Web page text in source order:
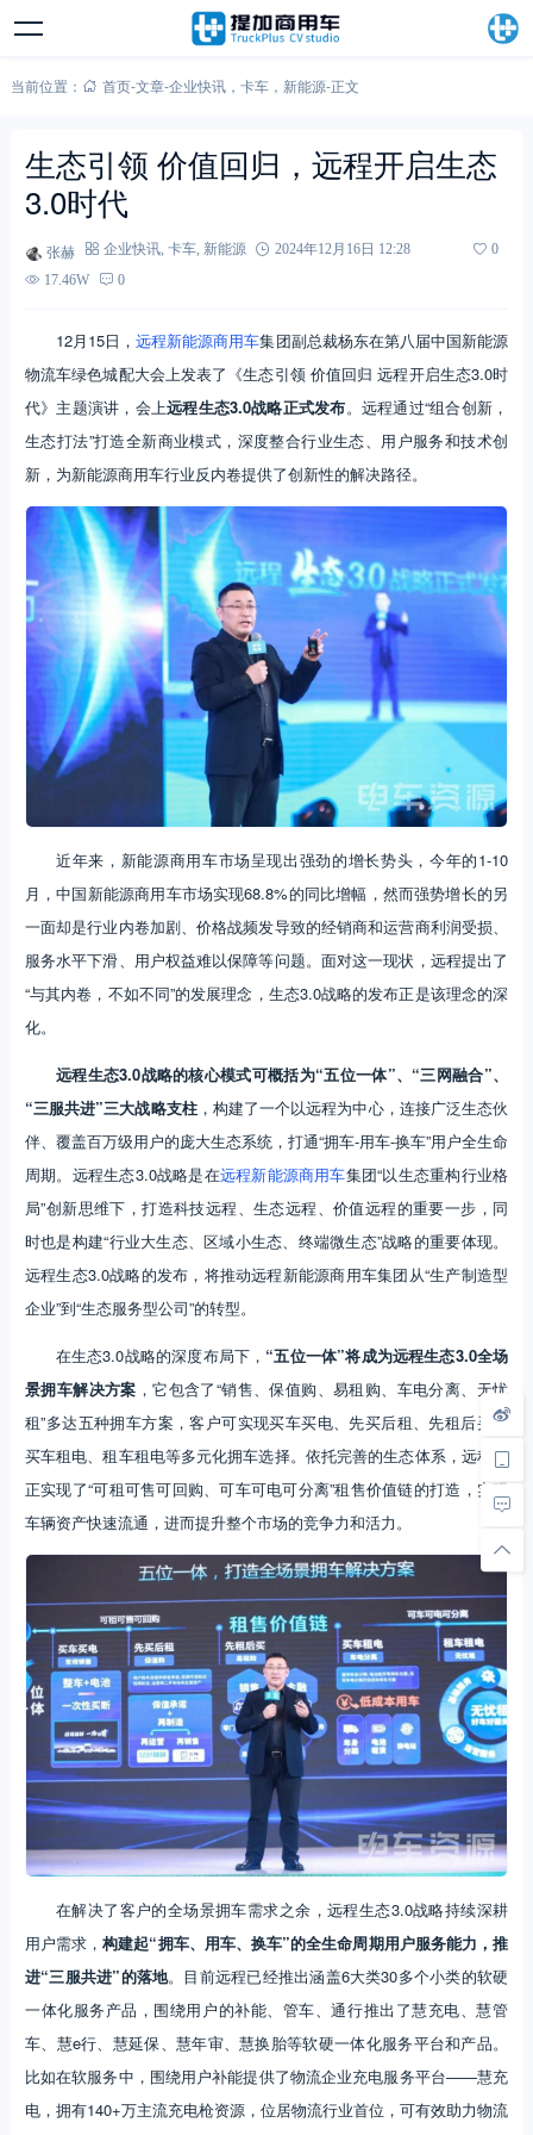
当前位置： 首页-文章-企业快讯， 卡车， 新能源-正文
生态引领 价值回归，远程开启生态
3.0时代
张赫 企业快讯, 卡车, 新能源 2024年12月16日 12:28
0
17.46W
0
12月15日，远程新能源商用车集团副总裁杨东在第八届中国新能源
物流车绿色城配大会上发表了《生态引领 价值回归 远程开启生态3.0时
代》主题演讲，会上远程生态3.0战略正式发布。远程通过“组合创新，
生态打法”打造全新商业模式，深度整合行业生态、用户服务和技术创
新，为新能源商用车行业反内卷提供了创新性的解决路径。
近年来，新能源商用车市场呈现出强劲的增长势头，今年的1-10
月，中国新能源商用车市场实现68.8%的同比增幅，然而强势增长的另
一面却是行业内卷加剧、价格战频发导致的经销商和运营商利润受损、
服务水平下滑、用户权益难以保障等问题。面对这一现状，远程提出了
“与其内卷，不如不同”的发展理念，生态3.0战略的发布正是该理念的深
化。
远程生态3.0战略的核心模式可概括为“五位一体”、“三网融合”、
“三服共进”三大战略支柱，构建了一个以远程为中心，连接广泛生态伙
伴、覆盖百万级用户的庞大生态系统，打通“拥车-用车-换车”用户全生命
周期。远程生态3.0战略是在远程新能源商用车集团“以生态重构行业格
局”创新思维下，打造科技远程、生态远程、价值远程的重要一步，同
时也是构建“行业大生态、区域小生态、终端微生态”战略的重要体现。
远程生态3.0战略的发布，将推动远程新能源商用车集团从“生产制造型
企业”到“生态服务型公司”的转型。
在生态3.0战略的深度布局下， “五位一体”将成为远程生态3.0全场
景拥车解决方案 ，它包含了“销售、保值购、易租购、车电分离、无忧
租”多达五种拥车方案，客户可实现买车买电、先买后租、先租后买、
买车租电、租车租电等多元化拥车选择。依托完善的生态体系，远程真
正实现了“可租可售可回购、可车可电可分离”租售价值链的打造，实现
车辆资产快速流通，进而提升整个市场的竞争力和活力。
在解决了客户的全场景拥车需求之余，远程生态3.0战略持续深耕
用户需求，构建起“拥车、用车、换车”的全生命周期用户服务能力，推
进“三服共进”的落地。目前远程已经推出涵盖6大类30多个小类的软硬
一体化服务产品，围绕用户的补能、管车、通行推出了慧充电、慧管
车、慧e行、慧延保、慧年审、慧换胎等软硬一体化服务平台和产品。
比如在软服务中，围绕用户补能提供了物流企业充电服务平台——慧充
电，拥有140+万主流充电枪资源，位居物流行业首位，可有效助力物流